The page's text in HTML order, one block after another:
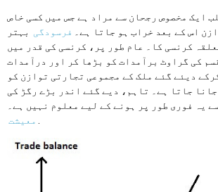
ایک مخصوص رجحان سے مراد ہے جس میں کسی خاص
اس کے بعد خراب ہو جاتا ہے۔
فرسودگی بہتر
کرنسی کا۔ عام طور پر، کرنسی کی قدر میں
کی گراوٹ برآمدات کو بڑھا کر اور درآمدات
دیئے گئے ملک کے مجموعی تجارتی توازن کو
جاتا ہے۔ تاہم، دیے گئے اندر بڑے رگڑ کی
یہ فوری طور پر ہونے کے لیے معلوم نہیں ہے۔
معیشت